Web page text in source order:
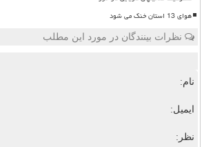
هوای 13 استان خنک می شود
نظرات بینندگان در مورد این مطلب
نام:
ایمیل:
نظر: